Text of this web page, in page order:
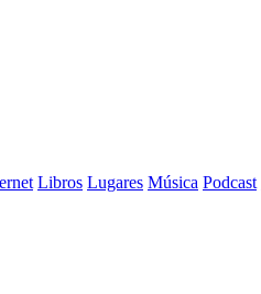
Libros Lugares Música Podcast